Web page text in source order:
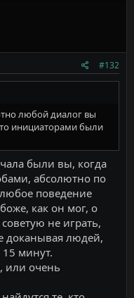
#132
любой диалог вы
инициаторами были
были вы, когда
абсолютно по
поведение
как он мог, о
не играть,
доканывая людей,
минут.
или очень